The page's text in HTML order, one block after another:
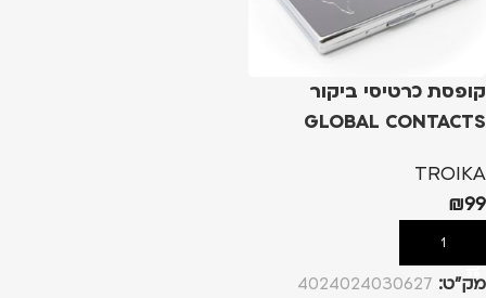
קופסת כרטיסי ביקור
GLOBAL CONTACTS
TROIKA
₪99
הוספה לסל
מק”ט: 4024024030627